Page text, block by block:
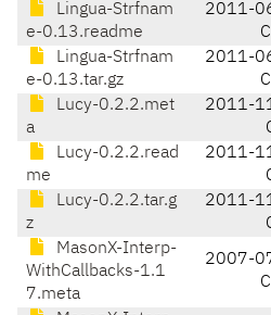
Lingua-Strfnam
e-0.13.readme
2011-
Lingua-Strfnam
e-0.13.tar.gz
2011-
Lucy-0.2.2.met
a
2011-
Lucy-0.2.2.read
me
2011-
Lucy-0.2.2.tar.g
z
2011-
MasonX-Interp-
WithCallbacks-1.1
7.meta
2007-